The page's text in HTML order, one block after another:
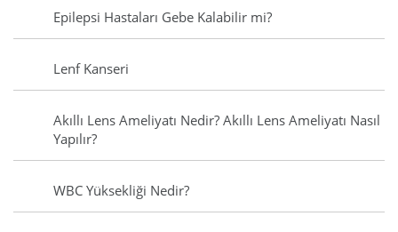
Epilepsi Hastaları Gebe Kalabilir mi?
Lenf Kanseri
Akıllı Lens Ameliyatı Nedir? Akıllı Lens Ameliyatı Nasıl
Yapılır?
WBC Yüksekliği Nedir?